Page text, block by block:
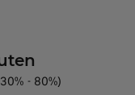
- 80%)